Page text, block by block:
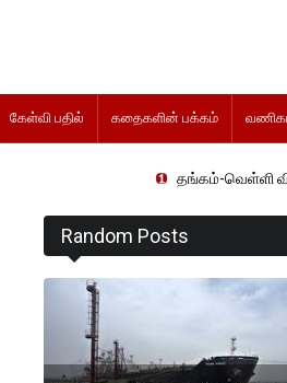
கேள்வி பதில் கதைகளின் பக்கம்
தங்கம்-வெள்ளி விலை
Random Posts